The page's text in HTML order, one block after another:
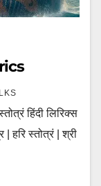
हिंदी लिरिक्स
| हरि स्तोत्रं | श्री